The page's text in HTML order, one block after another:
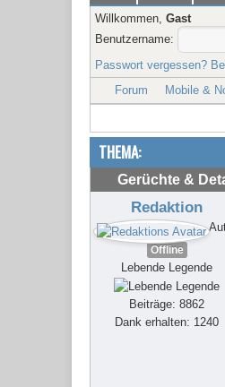
Willkommen, Gast
Benutzername:
Passwort vergessen?
Forum
Mobile &
THEMA:
Gerüchte &
Redaktion
Offline
Lebende Legende
Beiträge: 8862
Dank erhalten: 1240